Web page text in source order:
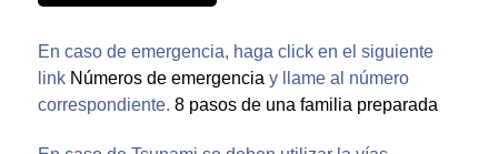
En caso de emergencia, haga click en el siguiente
link Números de emergencia y llame al número
correspondiente. 8 pasos de una familia preparada